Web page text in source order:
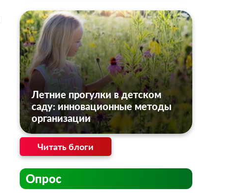
Летние прогулки в детском
саду: инновационные методы
организации
Читать блоги
Опрос